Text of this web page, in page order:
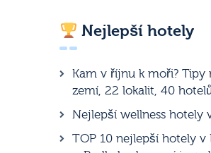
Nejlepší hotely
Kam v říjnu k moři? Tipy
zemí, 22 lokalit, 40
Nejlepší wellness hotely
TOP 10 nejlepší hotely v